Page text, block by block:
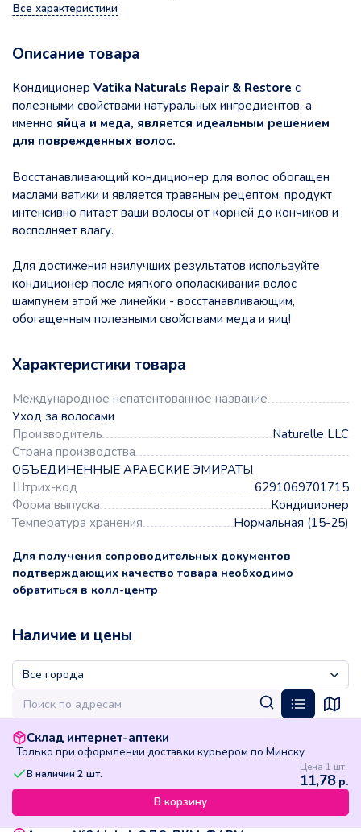
Все характеристики
Описание товара
Кондиционер Vatika Naturals Repair & Restore с
полезными свойствами натуральных ингредиентов, а
именно яйца и меда, является идеальным решением
для поврежденных волос.
Восстанавливающий кондиционер для волос обогащен
маслами ватики и является травяным рецептом, продукт
интенсивно питает ваши волосы от корней до кончиков и
восполняет влагу.
Для достижения наилучших результатов используйте
кондиционер после мягкого ополаскивания волос
шампунем этой же линейки - восстанавливающим,
обогащенным полезными свойствами меда и яиц!
Характеристики товара
Международное непатентованное название
Уход за волосами
Производитель
Naturelle LLC
Страна производства
ОБЪЕДИНЕННЫЕ АРАБСКИЕ ЭМИРАТЫ
Штрих-код
6291069701715
Форма выпуска
Кондиционер
Температура хранения
Нормальная (15-25)
Для получения сопроводительных документов
подтверждающих качество товара необходимо
обратиться в колл-центр
Наличие и цены
Склад интернет-аптеки
Только при оформлении доставки курьером по Минску
В наличии 2 шт. Цена 1 шт.
11,78р.
В корзину